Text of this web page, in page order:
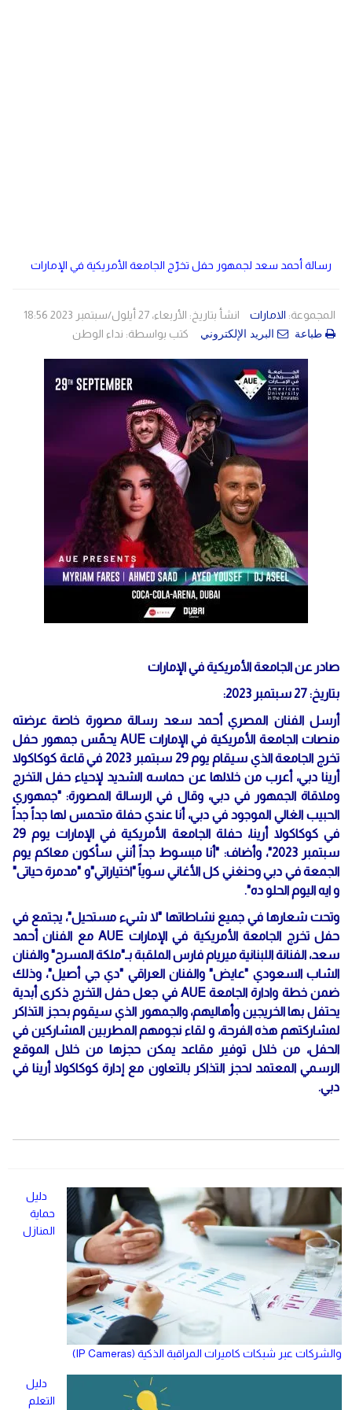
رسالة أحمد سعد لجمهور حفل تخرّج الجامعة الأمريكية في الإمارات
المجموعة: الامارات
انشأ بتاريخ: الأربعاء، 27 أيلول/سبتمبر 2023 18:56
كتب بواسطة: نداء الوطن طباعة البريد الإلكتروني
صادر عن الجامعة الأمريكية في الإمارات
بتاريخ: 27 سبتمبر 2023:
أرسل الفنان المصري أحمد سعد رسالة مصورة خاصة عرضته
منصات الجامعة الأمريكية في الإمارات AUE يحمّس جمهور حفل
تخرج الجامعة الذي سيقام يوم 29 سبتمبر 2023 في قاعة كوكاكولا
أرينا دبي، أعرب من خلالها عن حماسه الشديد لإحياء حفل التخرج
وملاقاة الجمهور في دبي، وقال في الرسالة المصورة: "جمهوري
الحبيب الغالي الموجود في دبي، أنا عندي حفلة متحمس لها جداً جداً
في كوكاكولا أرينا، حفلة الجامعة الأمريكية في الإمارات يوم 29
سبتمبر 2023"، وأضاف: "أنا مبسوط جداً أنني سأكون معاكم يوم
الجمعة في دبي وحنغني كل الأغاني سوياً "اختياراتي"و "مدمرة حياتى"
و ايه اليوم الحلو ده".
وتحت شعارها في جميع نشاطاتها "لا شيء مستحيل"، يجتمع في
حفل تخرج الجامعة الأمريكية في الإمارات AUE مع الفنان أحمد
سعد، الفنانة اللبنانية ميريام فارس الملقبة بـ"ملكة المسرح" والفنان
الشاب السعودي "عايض" والفنان العراقي "دي جي أصيل"، وذلك
ضمن خطة وادارة الجامعة AUE في جعل حفل التخرج ذكرى أبدية
يحتفل بها الخريجين وأهاليهم، والجمهور الذي سيقوم بحجز التذاكر
لمشاركتهم هذه الفرحة، و لقاء نجومهم المطربين المشاركين في
الحفل، من خلال توفير مقاعد يمكن حجزها من خلال الموقع
الرسمي المعتمد لحجز التذاكر بالتعاون مع إدارة كوكاكولا أرينا في
دبي.
دليل
حماية
المنازل
والشركات عبر شبكات كاميرات المراقبة الذكية (IP Cameras)
دليل
التعلم